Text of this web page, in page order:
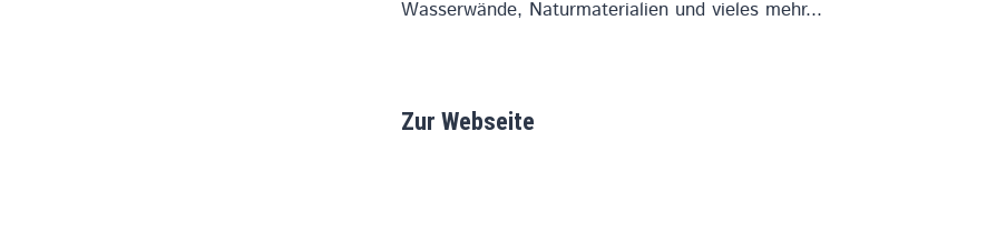
Wasserwände, Naturmaterialien und vieles mehr...
Zur Webseite